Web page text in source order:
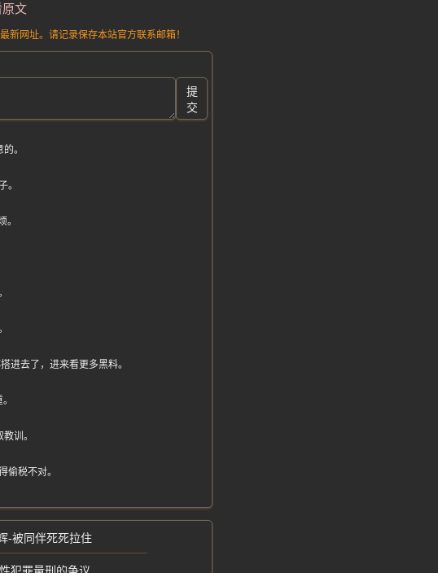
文
新网址。请记录保存本站官方联系邮箱！
提
交
。
。
进去了，进来看更多黑料。
训。
偷税不对。
-被同伴死死拉住